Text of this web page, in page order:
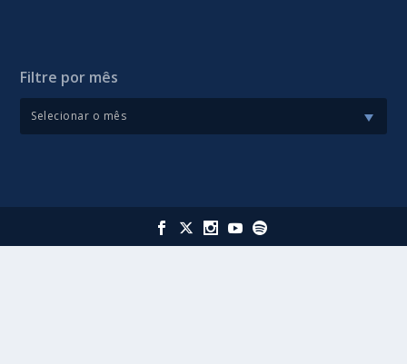
Filtre por mês